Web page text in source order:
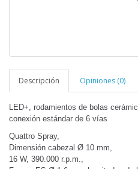
Descripción Opiniones (0)
LED+, rodamientos de bolas
conexión estándar de 6 vías
Quattro Spray,
Dimensión cabezal Ø 10 mm,
16 W, 390.000 r.p.m.,